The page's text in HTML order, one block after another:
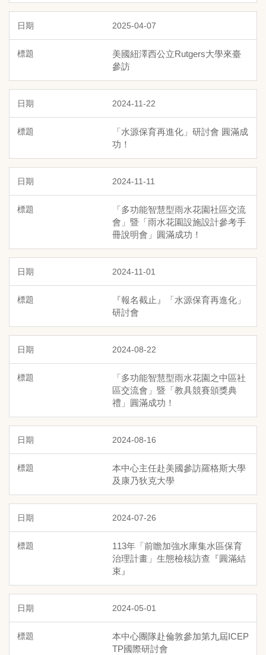
2025-04-07
美國紐澤西公立Rutgers大學來臺
參訪
2024-11-22
「水源保育再進化」研討會 圓滿成
功！
2024-11-11
「多功能智慧型雨水花園社區交流
會」暨「雨水花園設施設計參考手
冊說明會」圓滿成功！
2024-11-01
『報名截止』「水源保育再進化」
研討會
2024-08-22
「多功能智慧型雨水花園之中區社
區交流會」暨「教具競賽頒獎典
禮」圓滿成功！
2024-08-16
本中心主任赴美國參訪羅格斯大學
及康乃狄克大學
2024-07-26
113年「前瞻加強水庫集水區保育
治理計畫」生態檢核訪查『圓滿結
束』
2024-05-01
本中心團隊赴倫敦參加第九屆ICEP
TP國際研討會